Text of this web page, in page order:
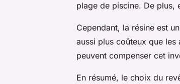
plage de piscine. De plus,
Cependant, la résine est
aussi plus coûteux que les
peuvent compenser cet
En résumé, le choix du